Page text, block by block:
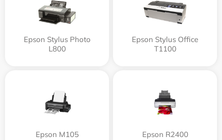
Epson Stylus Photo
L800
Epson Stylus Office
T1100
Epson M105 Epson R2400